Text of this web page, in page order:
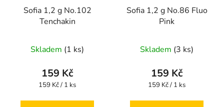
Sofia 1,2 g No.102
Tenchakin
Skladem (1 ks)
159 Kč
Měrná
159 Kč / 1 ks
Sofia 1,2 g No.86 Fluo
Pink
Skladem (3 ks)
159 Kč
Měrná
159 Kč / 1 ks